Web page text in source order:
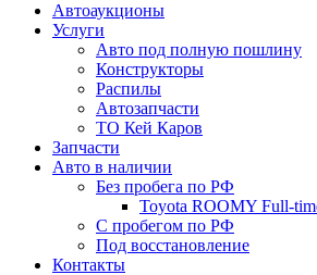
Автоаукционы
Услуги
Авто под полную пошлину
Конструкторы
Распилы
Автозапчасти
ТО Кей Каров
Запчасти
Авто в наличии
Без пробега по РФ
Toyota ROOMY Full-
С пробегом по РФ
Под восстановление
Контакты